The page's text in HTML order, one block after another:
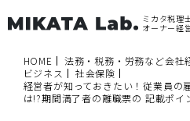
ミカタ税理
オーナー経
HOME
法務・税務・労務など会社
ビジネス
社会保険
経営者が知っておきたい！従業員の
は!?期間満了者の離職票の 記載ポイ